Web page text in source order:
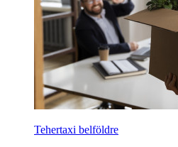
Tehertaxi belföldre